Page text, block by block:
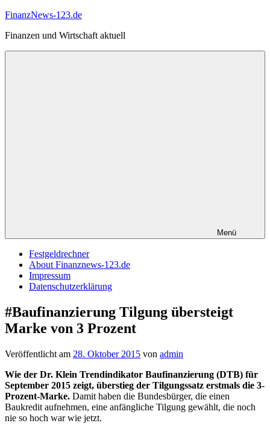
Zum
springen
FinanzNews-123.de
Finanzen und Wirtschaft aktuell
Menü
Festgeldrechner
About Finanznews-123.de
Impressum
Datenschutzerklärung
#Baufinanzierung Tilgung übersteigt
Marke von 3 Prozent
Veröffentlicht am 28. Oktober 2015 von admin
Wie der Dr. Klein Trendindikator Baufinanzierung (DTB) für
September 2015 zeigt, überstieg der Tilgungssatz erstmals die 3-
Prozent-Marke. Damit haben die Bundesbürger, die einen
Baukredit aufnehmen, eine anfängliche Tilgung gewählt, die noch
nie so hoch war wie jetzt.